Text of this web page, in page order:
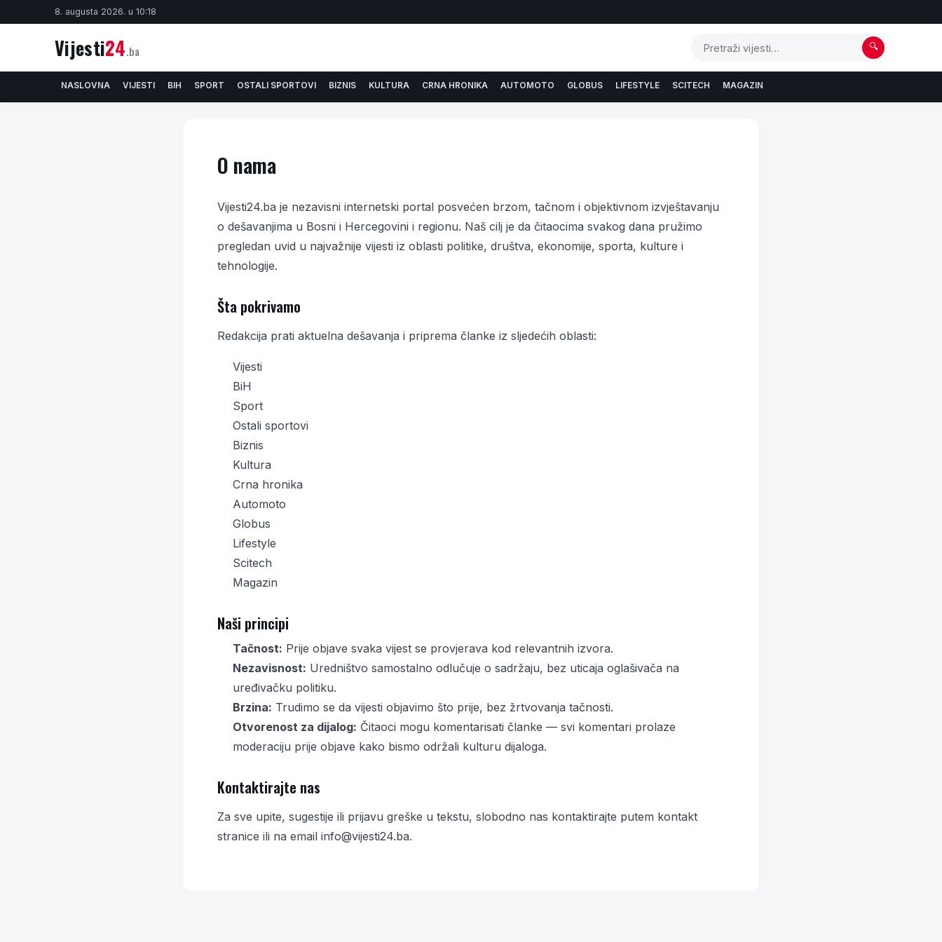
8. augusta 2026. u 10:18
Vijesti24.ba 🔍
NASLOVNA VIJESTI BIH SPORT OSTALI SPORTOVI BIZNIS KULTURA CRNA HRONIKA AUTOMOTO GLOBUS LIFESTYLE SCITECH MAGAZIN
O nama
Vijesti24.ba je nezavisni internetski portal posvećen brzom, tačnom i objektivnom izvještavanju
o dešavanjima u Bosni i Hercegovini i regionu. Naš cilj je da čitaocima svakog dana pružimo
pregledan uvid u najvažnije vijesti iz oblasti politike, društva, ekonomije, sporta, kulture i
tehnologije.
Šta pokrivamo
Redakcija prati aktuelna dešavanja i priprema članke iz sljedećih oblasti:
Vijesti
BiH
Sport
Ostali sportovi
Biznis
Kultura
Crna hronika
Automoto
Globus
Lifestyle
Scitech
Magazin
Naši principi
Tačnost: Prije objave svaka vijest se provjerava kod relevantnih izvora.
Nezavisnost: Uredništvo samostalno odlučuje o sadržaju, bez uticaja oglašivača na
uređivačku politiku.
Brzina: Trudimo se da vijesti objavimo što prije, bez žrtvovanja tačnosti.
Otvorenost za dijalog: Čitaoci mogu komentarisati članke — svi komentari prolaze
moderaciju prije objave kako bismo održali kulturu dijaloga.
Kontaktirajte nas
Za sve upite, sugestije ili prijavu greške u tekstu, slobodno nas kontaktirajte putem kontakt
stranice ili na email info@vijesti24.ba.